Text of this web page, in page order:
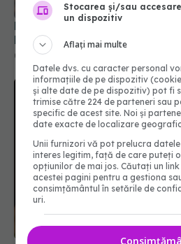
Folosești parfum înainte să
Dermatologii recomandă să
02 aug 2026, 20:09
Stocarea și/sau
un dispozitiv
Aflați mai multe
Datele dvs. cu caracter personal
informațiile de pe dispozitiv
și alte date de pe dispozitiv) pot fi
trimise către 224 de parteneri sau
specific de acest site. Noi și
date exacte de localizare
Unii furnizori vă pot prelucra
interes legitim, față de care puteți
opțiunilor de mai jos. Căutați un
acestei pagini pentru a gestiona
consimțământul în setările de
uri.